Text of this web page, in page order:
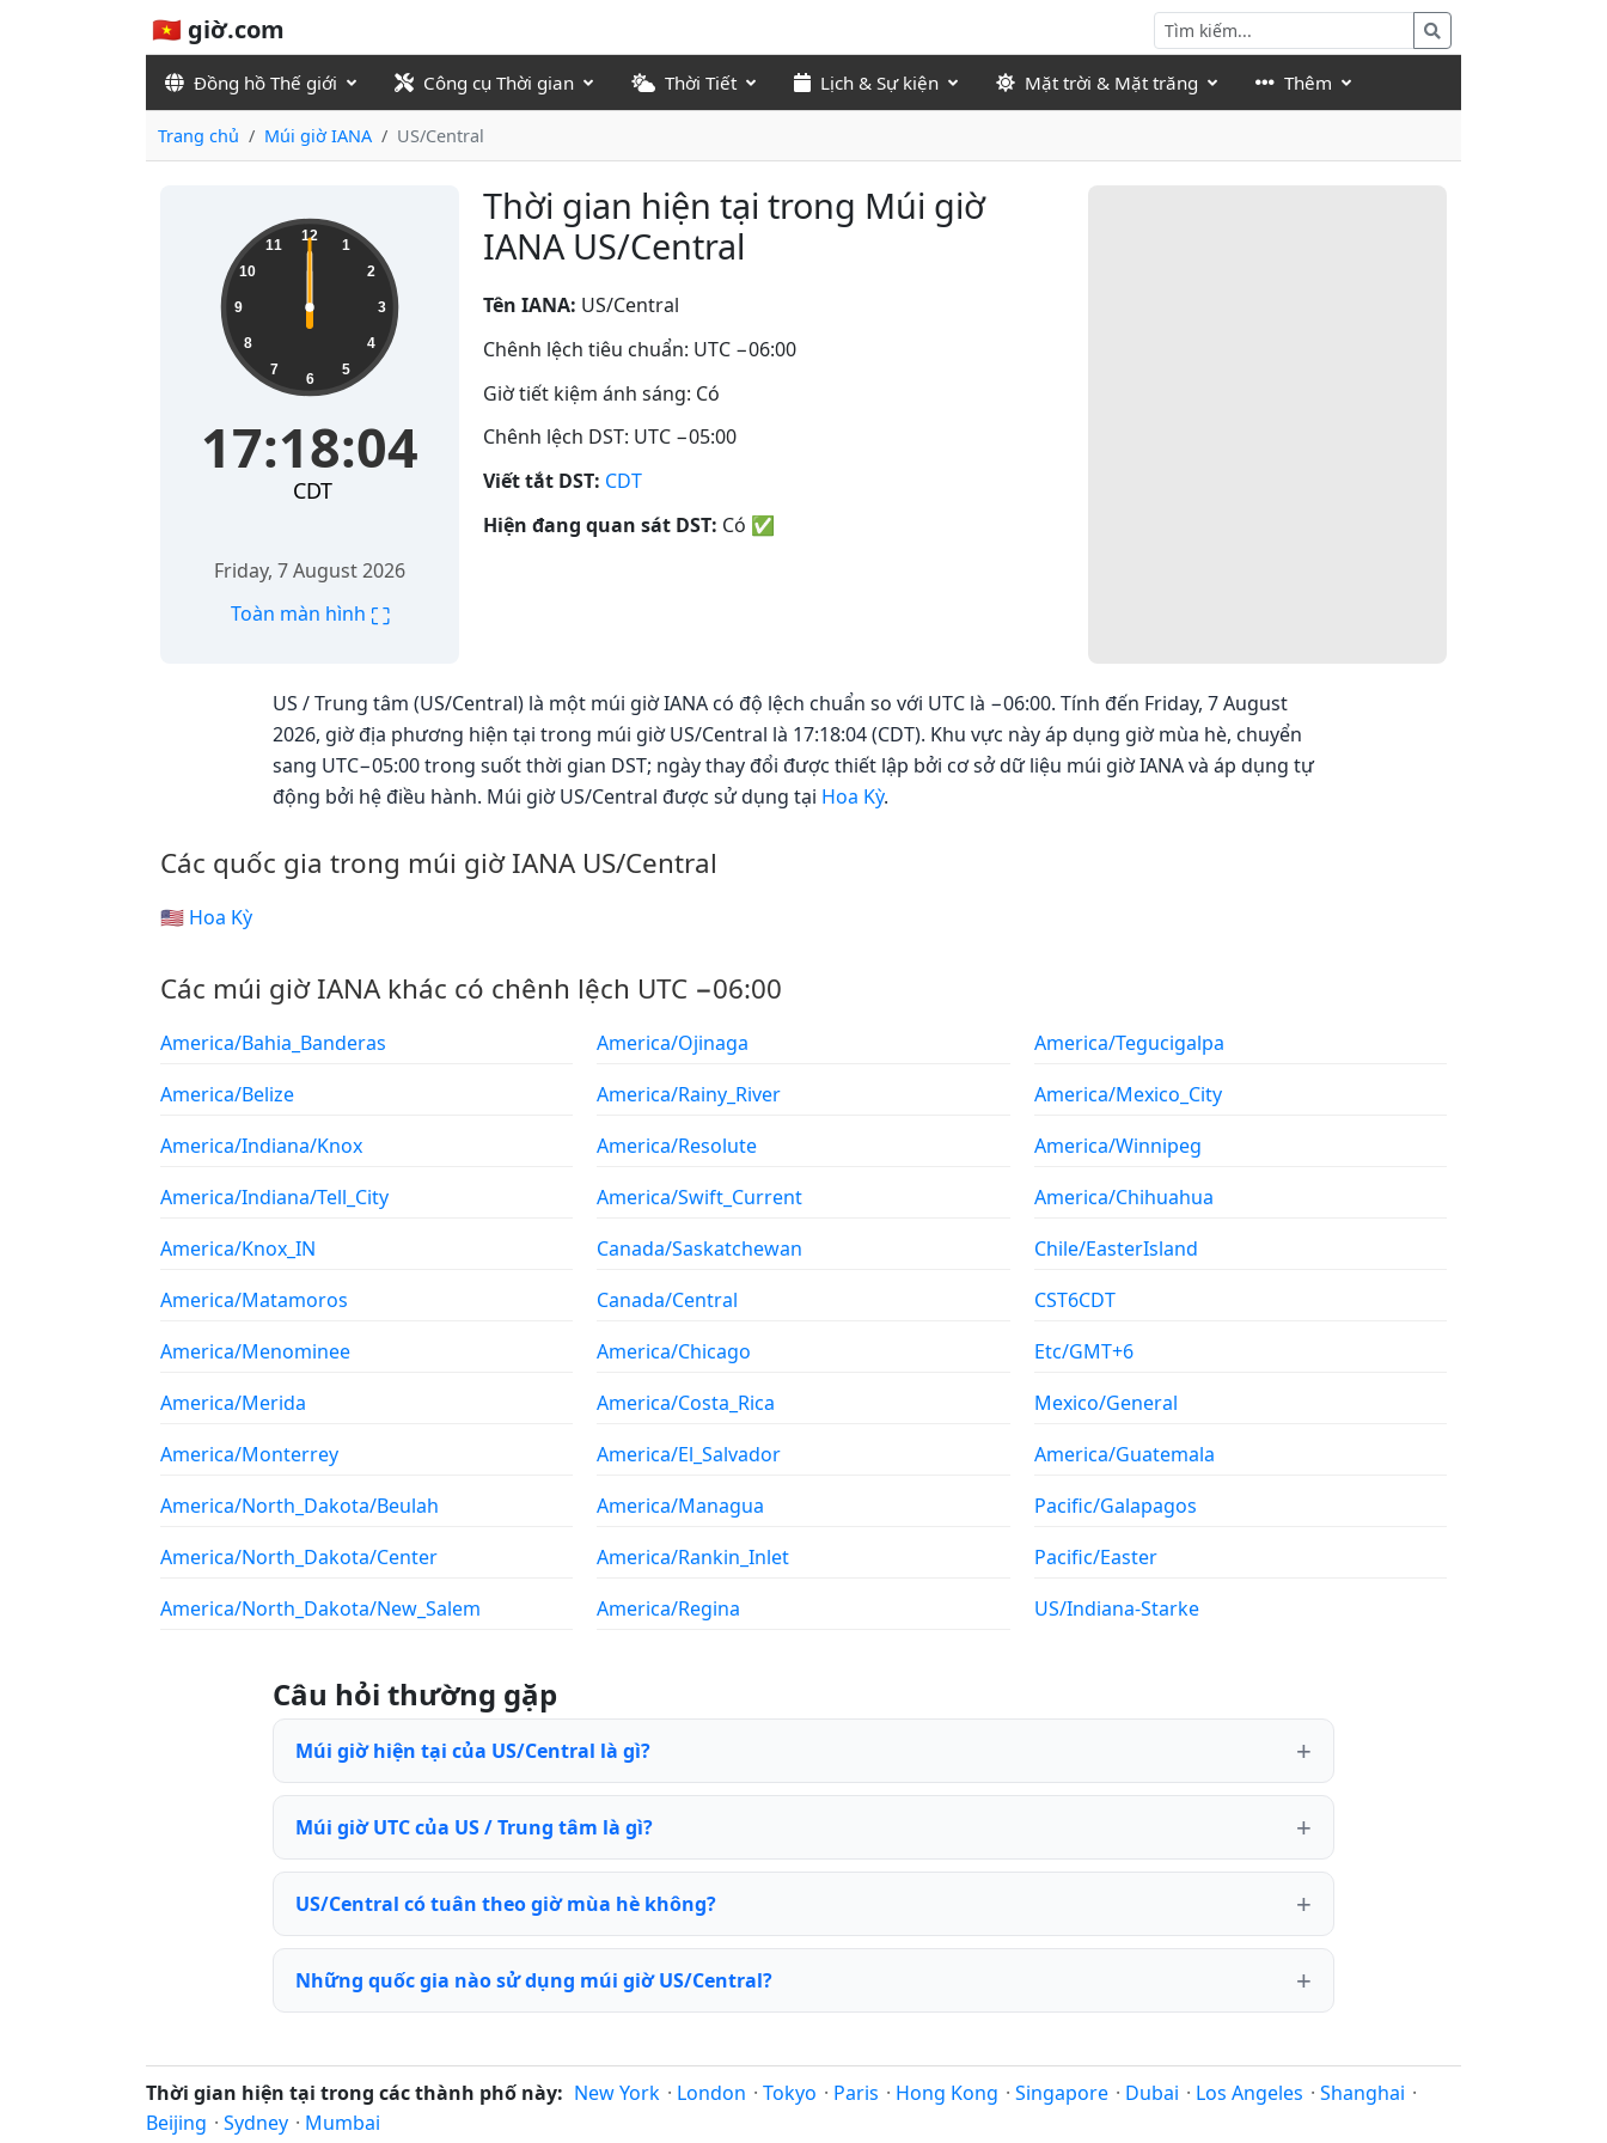
🇻🇳 giờ.com
Đồng hồ Thế giới Công cụ Thời gian Thời Tiết Lịch & Sự kiện Mặt trời & Mặt trăng Thêm
Trang chủ Múi giờ IANA US/Central
Thời gian hiện tại trong Múi giờ
IANA US/Central
12
1
2
3
4
5
6
7
8
9
10
11
17:18:04
CDT
Friday, 7 August 2026
Toàn màn hình ⛶
Tên IANA: US/Central
Chênh lệch tiêu chuẩn: UTC −06:00
Giờ tiết kiệm ánh sáng: Có
Chênh lệch DST: UTC −05:00
Viết tắt DST: CDT
Hiện đang quan sát DST: Có ✅
US / Trung tâm (US/Central) là một múi giờ IANA có độ lệch chuẩn so với UTC là −06:00. Tính đến Friday, 7 August
2026, giờ địa phương hiện tại trong múi giờ US/Central là 17:18:04 (CDT). Khu vực này áp dụng giờ mùa hè, chuyển
sang UTC−05:00 trong suốt thời gian DST; ngày thay đổi được thiết lập bởi cơ sở dữ liệu múi giờ IANA và áp dụng tự
động bởi hệ điều hành. Múi giờ US/Central được sử dụng tại Hoa Kỳ.
Các quốc gia trong múi giờ IANA US/Central
🇺🇸 Hoa Kỳ
Các múi giờ IANA khác có chênh lệch UTC −06:00
America/Bahia_Banderas
America/Belize
America/Indiana/Knox
America/Indiana/Tell_City
America/Knox_IN
America/Matamoros
America/Menominee
America/Merida
America/Monterrey
America/North_Dakota/Beulah
America/North_Dakota/Center
America/North_Dakota/New_Salem
America/Ojinaga
America/Rainy_River
America/Resolute
America/Swift_Current
Canada/Saskatchewan
Canada/Central
America/Chicago
America/Costa_Rica
America/El_Salvador
America/Managua
America/Rankin_Inlet
America/Regina
America/Tegucigalpa
America/Mexico_City
America/Winnipeg
America/Chihuahua
Chile/EasterIsland
CST6CDT
Etc/GMT+6
Mexico/General
America/Guatemala
Pacific/Galapagos
Pacific/Easter
US/Indiana-Starke
Câu hỏi thường gặp
Múi giờ hiện tại của US/Central là gì?
Múi giờ UTC của US / Trung tâm là gì?
US/Central có tuân theo giờ mùa hè không?
Những quốc gia nào sử dụng múi giờ US/Central?
Thời gian hiện tại trong các thành phố này: New York · London · Tokyo · Paris · Hong Kong · Singapore · Dubai · Los Angeles · Shanghai ·
Beijing · Sydney · Mumbai